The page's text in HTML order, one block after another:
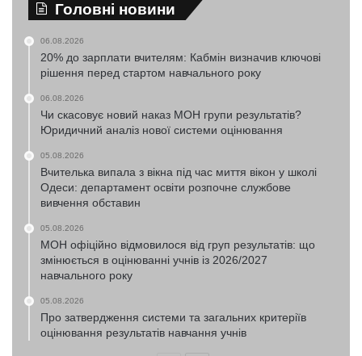
Головні новини
06.08.2026
20% до зарплати вчителям: Кабмін визначив ключові
рішення перед стартом навчального року
06.08.2026
Чи скасовує новий наказ МОН групи результатів?
Юридичний аналіз нової системи оцінювання
05.08.2026
Вчителька випала з вікна під час миття вікон у школі
Одеси: департамент освіти розпочне службове
вивчення обставин
05.08.2026
МОН офіційно відмовилося від груп результатів: що
змінюється в оцінюванні учнів із 2026/2027
навчального року
05.08.2026
Про затвердження системи та загальних критеріїв
оцінювання результатів навчання учнів